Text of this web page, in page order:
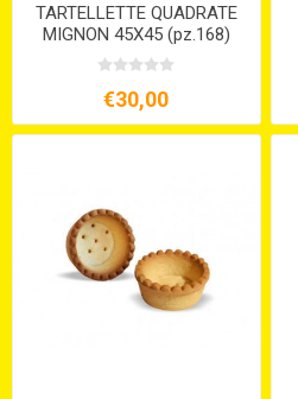
TARTELLETTE QUADRATE
MIGNON 45X45 (pz.168)
€30,00